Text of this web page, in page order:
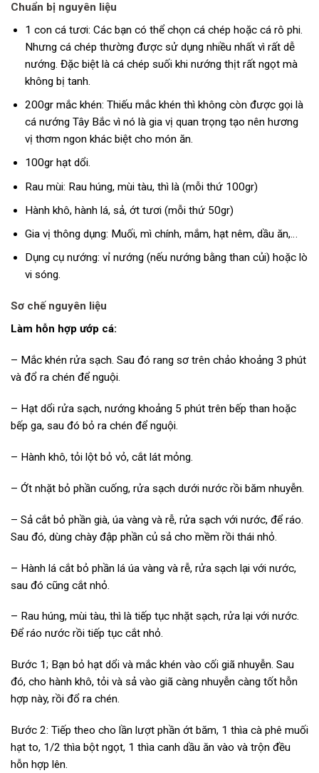
Chuẩn bị nguyên liệu
1 con cá tươi: Các bạn có thể chọn cá chép hoặc cá rô phi.
Nhưng cá chép thường được sử dụng nhiều nhất vì rất dễ
nướng. Đặc biệt là cá chép suối khi nướng thịt rất ngọt mà
không bị tanh.
200gr mắc khén: Thiếu mắc khén thì không còn được gọi là
cá nướng Tây Bắc vì nó là gia vị quan trọng tạo nên hương
vị thơm ngon khác biệt cho món ăn.
100gr hạt dổi.
Rau mùi: Rau húng, mùi tàu, thì là (mỗi thứ 100gr)
Hành khô, hành lá, sả, ớt tươi (mỗi thứ 50gr)
Gia vị thông dụng: Muối, mì chính, mắm, hạt nêm, dầu ăn,…
Dụng cụ nướng: vỉ nướng (nếu nướng bằng than củi) hoặc lò
vi sóng.
Sơ chế nguyên liệu
Làm hỗn hợp ướp cá:
– Mắc khén rửa sạch. Sau đó rang sơ trên chảo khoảng 3 phút
và đổ ra chén để nguội.
– Hạt dổi rửa sạch, nướng khoảng 5 phút trên bếp than hoặc
bếp ga, sau đó bỏ ra chén để nguội.
– Hành khô, tỏi lột bỏ vỏ, cắt lát mỏng.
– Ớt nhặt bỏ phần cuống, rửa sạch dưới nước rồi băm nhuyễn.
– Sả cắt bỏ phần già, úa vàng và rễ, rửa sạch với nước, để ráo.
Sau đó, dùng chày đập phần củ sả cho mềm rồi thái nhỏ.
– Hành lá cắt bỏ phần lá úa vàng và rễ, rửa sạch lại với nước,
sau đó cũng cắt nhỏ.
– Rau húng, mùi tàu, thì là tiếp tục nhặt sạch, rửa lại với nước.
Để ráo nước rồi tiếp tục cắt nhỏ.
Bước 1; Bạn bỏ hạt dổi và mắc khén vào cối giã nhuyễn. Sau
đó, cho hành khô, tỏi và sả vào giã càng nhuyễn càng tốt hỗn
hợp này, rồi đổ ra chén.
Bước 2: Tiếp theo cho lần lượt phần ớt băm, 1 thìa cà phê muối
hạt to, 1/2 thìa bột ngọt, 1 thìa canh dầu ăn vào và trộn đều
hỗn hợp lên.